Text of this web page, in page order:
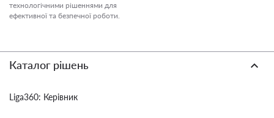
технологічними рішеннями для
ефективної та безпечної роботи.
Каталог рішень
Liga360: Керівник